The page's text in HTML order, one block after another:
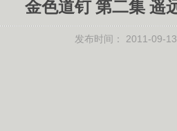
金色道钉 第二集 遥
发布时间： 2011-09-